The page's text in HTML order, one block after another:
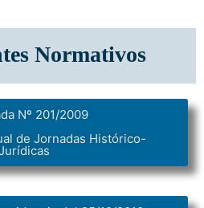
Normativos
Nº 201/2009
de Jornadas Histórico-